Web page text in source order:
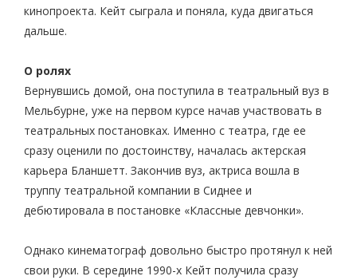
кинопроекта. Кейт сыграла и поняла, куда двигаться
дальше.
О ролях
Вернувшись домой, она поступила в театральный вуз в
Мельбурне, уже на первом курсе начав участвовать в
театральных постановках. Именно с театра, где ее
сразу оценили по достоинству, началась актерская
карьера Бланшетт. Закончив вуз, актриса вошла в
труппу театральной компании в Сиднее и
дебютировала в постановке «Классные девчонки».
Однако кинематограф довольно быстро протянул к ней
свои руки. В середине 1990-х Кейт получила сразу